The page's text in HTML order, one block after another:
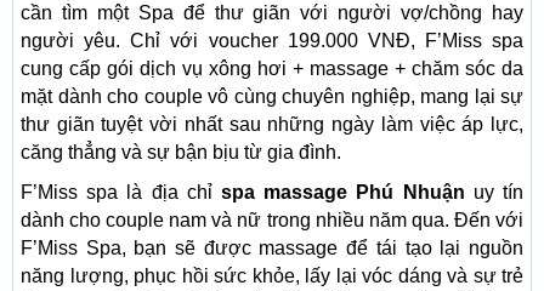
cần tìm một Spa để thư giãn với người vợ/chồng hay
người yêu. Chỉ với voucher 199.000 VNĐ, F’Miss spa
cung cấp gói dịch vụ xông hơi + massage + chăm sóc da
mặt dành cho couple vô cùng chuyên nghiệp, mang lại sự
thư giãn tuyệt vời nhất sau những ngày làm việc áp lực,
căng thẳng và sự bận bịu từ gia đình.
F’Miss spa là địa chỉ spa massage Phú Nhuận uy tín
dành cho couple nam và nữ trong nhiều năm qua. Đến với
F’Miss Spa, bạn sẽ được massage để tái tạo lại nguồn
năng lượng, phục hồi sức khỏe, lấy lại vóc dáng và sự trẻ